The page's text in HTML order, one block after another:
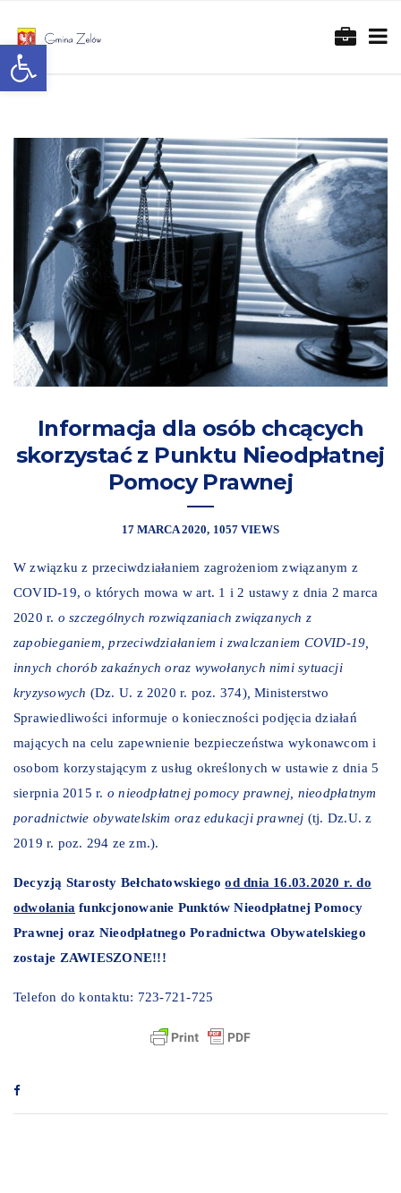
Otwórz pasek narzędzi
Informacja dla osób chcących
skorzystać z Punktu Nieodpłatnej
Pomocy Prawnej
17 MARCA 2020 1057 VIEWS
W związku z przeciwdziałaniem zagrożeniom związanym z
COVID-19, o których mowa w art. 1 i 2 ustawy z dnia 2 marca
2020 r. o szczególnych rozwiązaniach związanych z
zapobieganiem, przeciwdziałaniem i zwalczaniem COVID-19,
innych chorób zakaźnych oraz wywołanych nimi sytuacji
kryzysowych (Dz. U. z 2020 r. poz. 374), Ministerstwo
Sprawiedliwości informuje o konieczności podjęcia działań
mających na celu zapewnienie bezpieczeństwa wykonawcom i
osobom korzystającym z usług określonych w ustawie z dnia 5
sierpnia 2015 r. o nieodpłatnej pomocy prawnej, nieodpłatnym
poradnictwie obywatelskim oraz edukacji prawnej (tj. Dz.U. z
2019 r. poz. 294 ze zm.).
Decyzją Starosty Bełchatowskiegood dnia 16.03.2020 r. do
odwołania funkcjonowanie Punktów Nieodpłatnej Pomocy
Prawnej oraz Nieodpłatnego Poradnictwa Obywatelskiego
zostaje ZAWIESZONE!!!
Telefon do kontaktu: 723-721-725